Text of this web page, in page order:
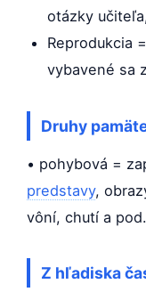
otázky
Reprodukcia
vybavené sa
Druhy
• pohybová =
predstavy,
vôní, chutí a
Z hľadiska